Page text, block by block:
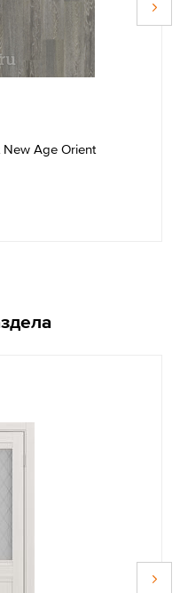
Age Orient